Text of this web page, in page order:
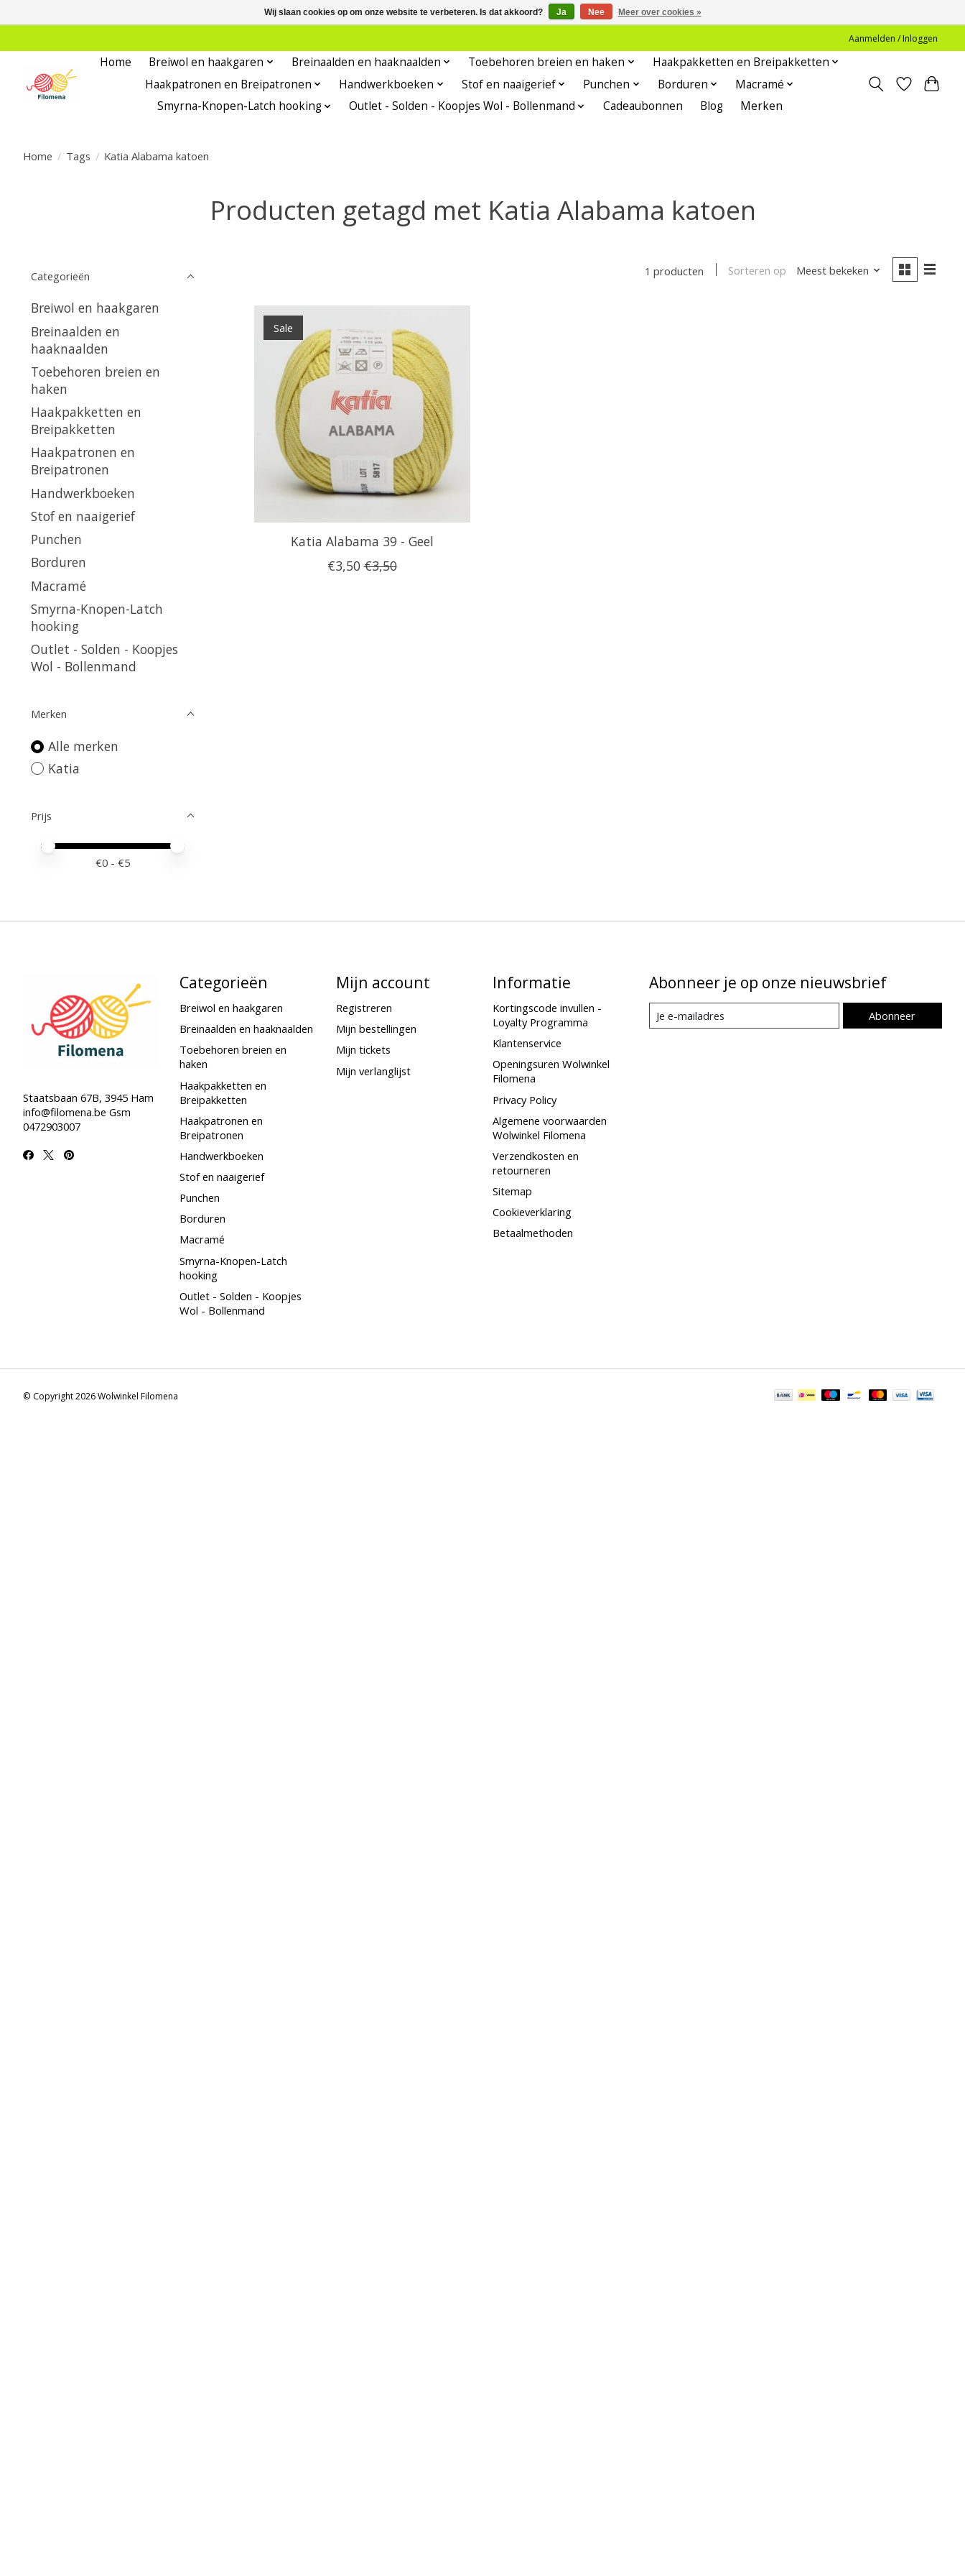
Aanmelden / Inloggen
Home Breiwol en haakgaren Breinaalden en haaknaalden Toebehoren breien en haken
Haakpakketten en Breipakketten
Haakpatronen en Breipatronen
Handwerkboeken Stof en naaigerief Punchen Borduren
Macramé
Smyrna-Knopen-Latch hooking
Outlet - Solden - Koopjes Wol - Bollenmand Cadeaubonnen Blog Merken
Home / Tags / Katia Alabama katoen
Producten getagd met Katia Alabama katoen
Categorieën
Breiwol en haakgaren
Breinaalden en
haaknaalden
Toebehoren breien en
haken
Haakpakketten en
Breipakketten
Haakpatronen en
Breipatronen
Handwerkboeken
Stof en naaigerief
Punchen
Borduren
Macramé
Smyrna-Knopen-Latch
hooking
Outlet - Solden - Koopjes
Wol - Bollenmand
Merken
Alle merken
Katia
Prijs
Minimale prijswaarde
Price maximum value
€0 - €5
1 producten Sorteren op Meest bekeken
Sale
Katia Alabama 39 - Geel
€3,50 €3,50
Staatsbaan 67B, 3945 Ham
info@filomena.be Gsm
0472903007
Categorieën
Breiwol en haakgaren
Breinaalden en haaknaalden
Toebehoren breien en
haken
Haakpakketten en
Breipakketten
Haakpatronen en
Breipatronen
Handwerkboeken
Stof en naaigerief
Punchen
Borduren
Macramé
Smyrna-Knopen-Latch
hooking
Outlet - Solden - Koopjes
Wol - Bollenmand
Mijn account
Registreren
Mijn bestellingen
Mijn tickets
Mijn verlanglijst
Informatie
Kortingscode invullen -
Loyalty Programma
Klantenservice
Openingsuren Wolwinkel
Filomena
Privacy Policy
Algemene voorwaarden
Wolwinkel Filomena
Verzendkosten en
retourneren
Sitemap
Cookieverklaring
Betaalmethoden
Abonneer je op onze nieuwsbrief
Abonneer
© Copyright 2026 Wolwinkel Filomena
Wij slaan cookies op om onze website te verbeteren. Is dat akkoord? Ja Nee Meer over cookies »